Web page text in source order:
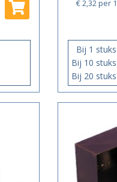
€ 2,32per 1
Bij 1 stuks
Bij 10 stuks
Bij 20 stuks